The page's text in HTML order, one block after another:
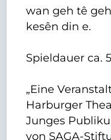
wan geh tê
kesên din e.
Spieldauer ca.
„Eine
Harburger
Junges
von SAGA-